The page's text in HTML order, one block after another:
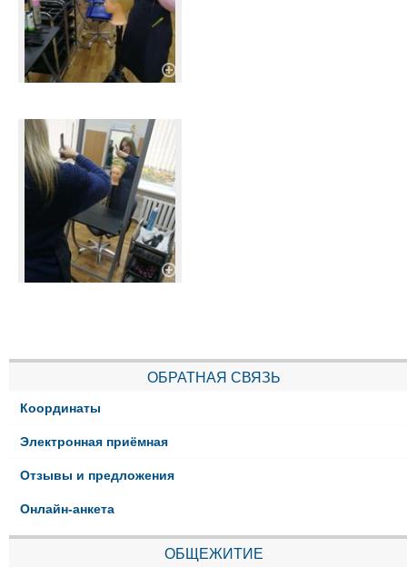
ОБРАТНАЯ СВЯЗЬ
Координаты
Электронная приёмная
Отзывы и предложения
Онлайн-анкета
ОБЩЕЖИТИЕ